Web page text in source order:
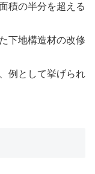
積の半分を超える
下地構造材の改修
例として挙げられ